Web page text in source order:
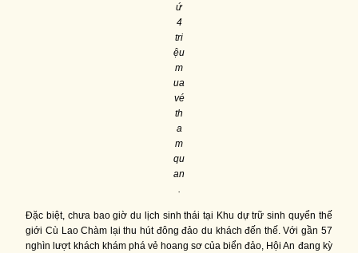
ứ
4
tri
ệu
m
ua
vé
th
a
m
qu
an
.
Đặc biệt, chưa bao giờ du lịch sinh thái tại Khu dự trữ sinh quyển thế
giới Cù Lao Chàm lại thu hút đông đảo du khách đến thế. Với gần 57
nghìn lượt khách khám phá vẻ hoang sơ của biển đảo, Hội An đang kỳ